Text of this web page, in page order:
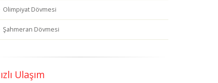
Olimpiyat Dövmesi
Şahmeran Dövmesi
Ulaşım